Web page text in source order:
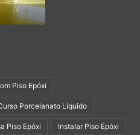
Piso Epóxi
Porcelanato Líquido
Piso Epóxi Instalar Piso Epóxi